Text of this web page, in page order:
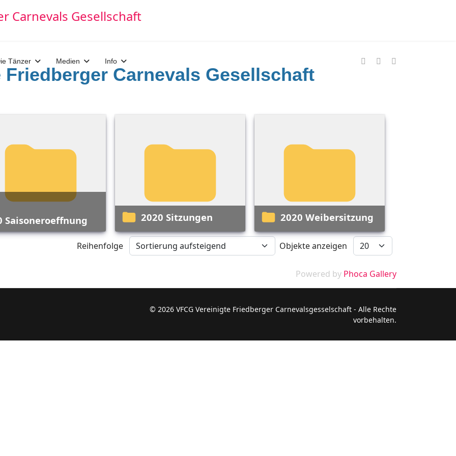
Tänzer Medien Info
Friedberger Carnevals Gesellschaft
Saisoneroeffnung 2020 Sitzungen 2020 Weibersitzung
Reihenfolge Objekte anzeigen
Powered by Phoca Gallery
© 2026 VFCG Vereinigte Friedberger Carnevalsgesselschaft - Alle Rechte
vorbehalten.